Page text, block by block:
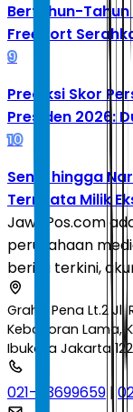
Bertahun-Tahun
Freeport
9
Prediksi Skor
Presiden 2026:
10
Senpi hingga
Ternyata Milik
JawaPos.com
perusahaan
berita terkini,
Graha Pena Lt.2 Jl.
Kebayoran Lama,
Ibukota Jakarta
021-53699659 |